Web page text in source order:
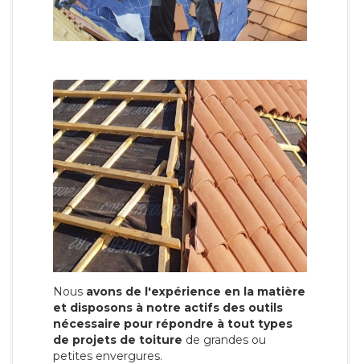
Nous avons de l'expérience en la matière
et disposons à notre actifs des outils
nécessaire pour répondre à tout types
de projets de toiture de grandes ou
petites envergures.